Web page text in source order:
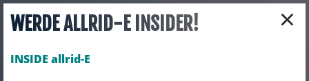
×
WERDE ALLRID-E INSIDER!
INSIDE allrid-E